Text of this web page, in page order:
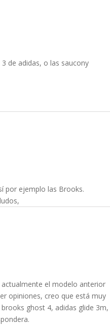
de adidas, o las saucony
por ejemplo las Brooks.
el modelo anterior
opiniones, creo que está muy
ghost 4, adidas glide 3m,